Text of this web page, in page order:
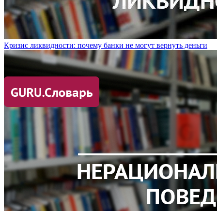
Кризис ликвидности: почему банки не могут вернуть деньги